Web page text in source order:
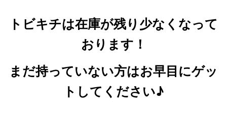
トビキチは在庫が残り少なくなって
おります！
まだ持っていない方はお早目にゲッ
トしてください♪